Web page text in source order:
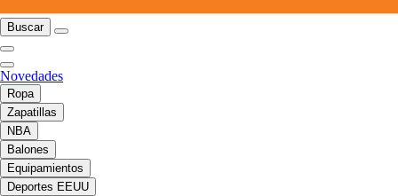
Buscar
Novedades
Ropa
Zapatillas
NBA
Balones
Equipamientos
Deportes EEUU